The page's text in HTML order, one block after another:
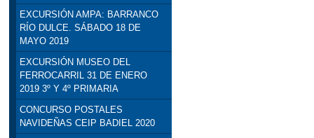
EXCURSIÓN AMPA: BARRANCO
RÍO DULCE. SÁBADO 18 DE
MAYO 2019
EXCURSIÓN MUSEO DEL
FERROCARRIL 31 DE ENERO
2019 3º Y 4º PRIMARIA
CONCURSO POSTALES
NAVIDEÑAS CEIP BADIEL 2020